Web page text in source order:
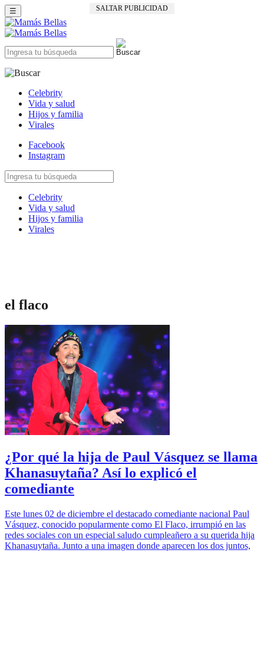
SALTAR PUBLICIDAD
☰
Celebrity
Vida y salud
Hijos y familia
Virales
Facebook
Instagram
Celebrity
Vida y salud
Hijos y familia
Virales
el flaco
¿Por qué la hija de Paul Vásquez se llama
Khanasuytaña? Así lo explicó el
comediante
Este lunes 02 de diciembre el destacado comediante nacional Paul
Vásquez, conocido popularmente como El Flaco, irrumpió en las
redes sociales con un especial saludo cumpleañero a su querida hija
Khanasuytaña. Junto a una imagen donde aparecen los dos juntos,